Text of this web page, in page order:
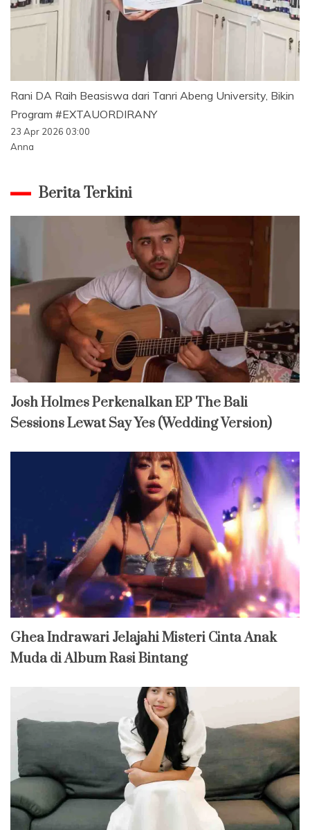
Rani DA Raih Beasiswa dari Tanri Abeng University, Bikin
Program #EXTAUORDIRANY
23 Apr 2026 03:00
Anna
Berita Terkini
Josh Holmes Perkenalkan EP The Bali
Sessions Lewat Say Yes (Wedding Version)
Ghea Indrawari Jelajahi Misteri Cinta Anak
Muda di Album Rasi Bintang